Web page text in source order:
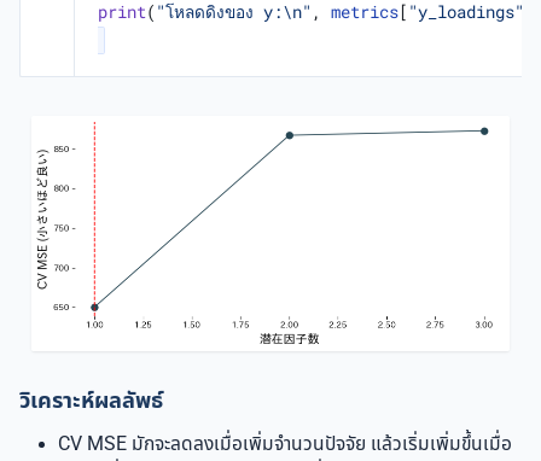
print( "โหลดดิงของ y:\n" , metrics [ "y_loadings"
วิเคราะห์ผลลัพธ์
CV MSE มักจะลดลงเมื่อเพิ่มจำนวนปัจจัย แล้วเริ่มเพิ่มขึ้นเมื่อ